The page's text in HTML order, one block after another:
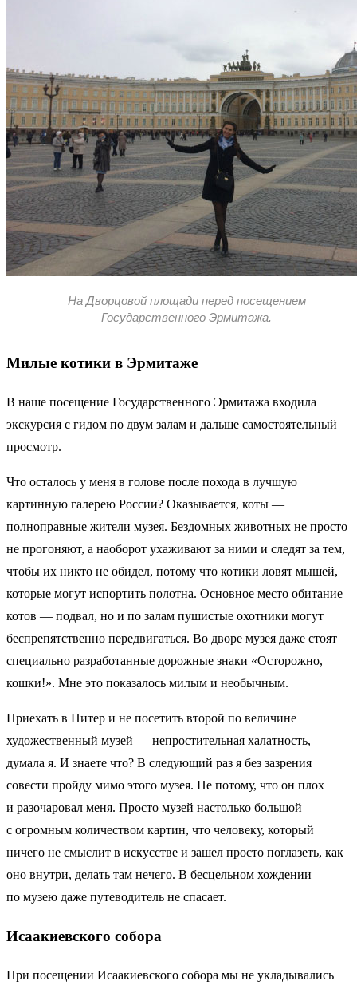
На Дворцовой площади перед посещением
Государственного Эрмитажа.
Милые котики в Эрмитаже
В наше посещение Государственного Эрмитажа входила
экскурсия с гидом по двум залам и дальше самостоятельный
просмотр.
Что осталось у меня в голове после похода в лучшую
картинную галерею России? Оказывается, коты —
полноправные жители музея. Бездомных животных не просто
не прогоняют, а наоборот ухаживают за ними и следят за тем,
чтобы их никто не обидел, потому что котики ловят мышей,
которые могут испортить полотна. Основное место обитание
котов — подвал, но и по залам пушистые охотники могут
беспрепятственно передвигаться. Во дворе музея даже стоят
специально разработанные дорожные знаки «Осторожно,
кошки!». Мне это показалось милым и необычным.
Приехать в Питер и не посетить второй по величине
художественный музей — непростительная халатность,
думала я. И знаете что? В следующий раз я без зазрения
совести пройду мимо этого музея. Не потому, что он плох
и разочаровал меня. Просто музей настолько большой
с огромным количеством картин, что человеку, который
ничего не смыслит в искусстве и зашел просто поглазеть, как
оно внутри, делать там нечего. В бесцельном хождении
по музею даже путеводитель не спасает.
Исаакиевского собора
При посещении Исаакиевского собора мы не укладывались